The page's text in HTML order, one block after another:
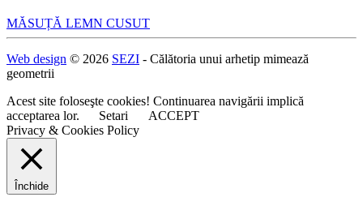
MĂSUȚĂ LEMN CUSUT
Web design © 2026 SEZI - Călătoria unui arhetip mimează
geometrii
Acest site foloseşte cookies! Continuarea navigării implică
acceptarea lor.
Setari
ACCEPT
Privacy & Cookies Policy
Închide